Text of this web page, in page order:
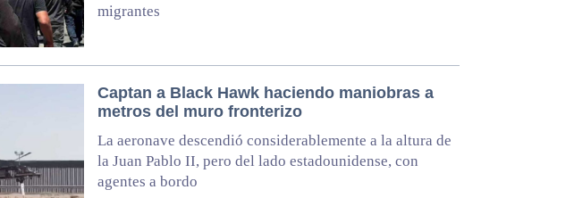
migrantes
Captan a Black Hawk haciendo maniobras a
metros del muro fronterizo
La aeronave descendió considerablemente a la altura de
la Juan Pablo II, pero del lado estadounidense, con
agentes a bordo